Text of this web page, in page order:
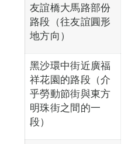
友誼橋大馬路部份
路段（往友誼圓形
地方向）
黑沙環中街近廣福
祥花園的路段（介
乎勞動節街與東方
明珠街之間的一
段）